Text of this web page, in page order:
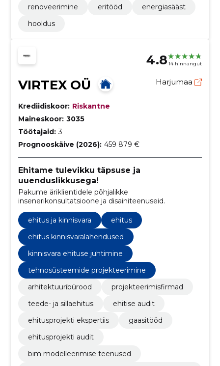
renoveerimine eritööd
energiasääst
hooldus
4.8 14 hinnangut
VIRTEX OÜ Harjumaa
Krediidiskoor: Riskantne
Maineskoor: 3035
Töötajaid: 3
Prognooskäive (2026): 459 879 €
Ehitame tulevikku täpsuse ja
uuenduslikkusega!
Pakume äriklientidele põhjalikke
insenerikonsultatsioone ja disainiteenuseid.
ehitus ja kinnisvara
ehitus
ehitus kinnisvaralahendused
kinnisvara ehituse juhtimine
tehnosüsteemide projekteerimine
arhitektuuribürood
projekteerimisfirmad
teede- ja sillaehitus
ehitise audit
ehitusprojekti ekspertiis
gaasitööd
ehitusprojekti audit
bim modelleerimise teenused